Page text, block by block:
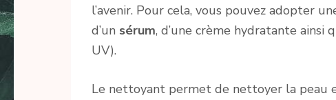
l’avenir. Pour cela, vous pouvez adopter
d’un sérum, d’une crème hydratante ainsi
UV).
Le nettoyant permet de nettoyer la peau